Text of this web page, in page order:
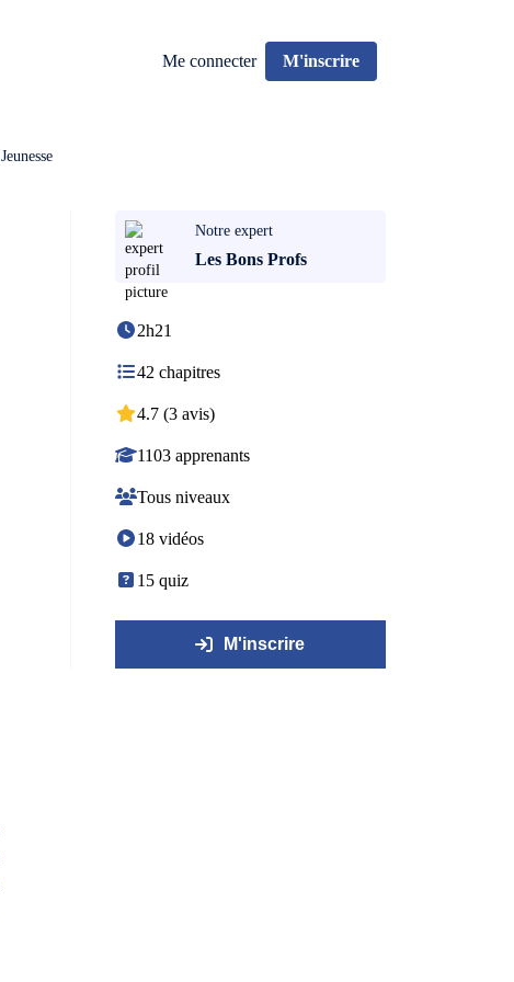
Me connecter M'inscrire
Jeunesse
Notre expert
Les Bons Profs
2h21
42 chapitres
4.7 (3 avis)
1103 apprenants
Tous niveaux
18 vidéos
15 quiz
M'inscrire